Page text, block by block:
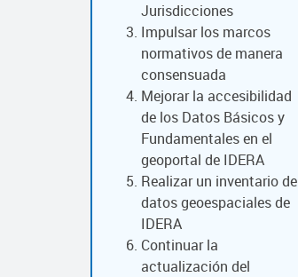
Jurisdicciones
Impulsar los marcos
normativos de manera
consensuada
Mejorar la accesibilidad
de los Datos Básicos y
Fundamentales en el
geoportal de IDERA
Realizar un inventario de
datos geoespaciales de
IDERA
Continuar la
actualización del